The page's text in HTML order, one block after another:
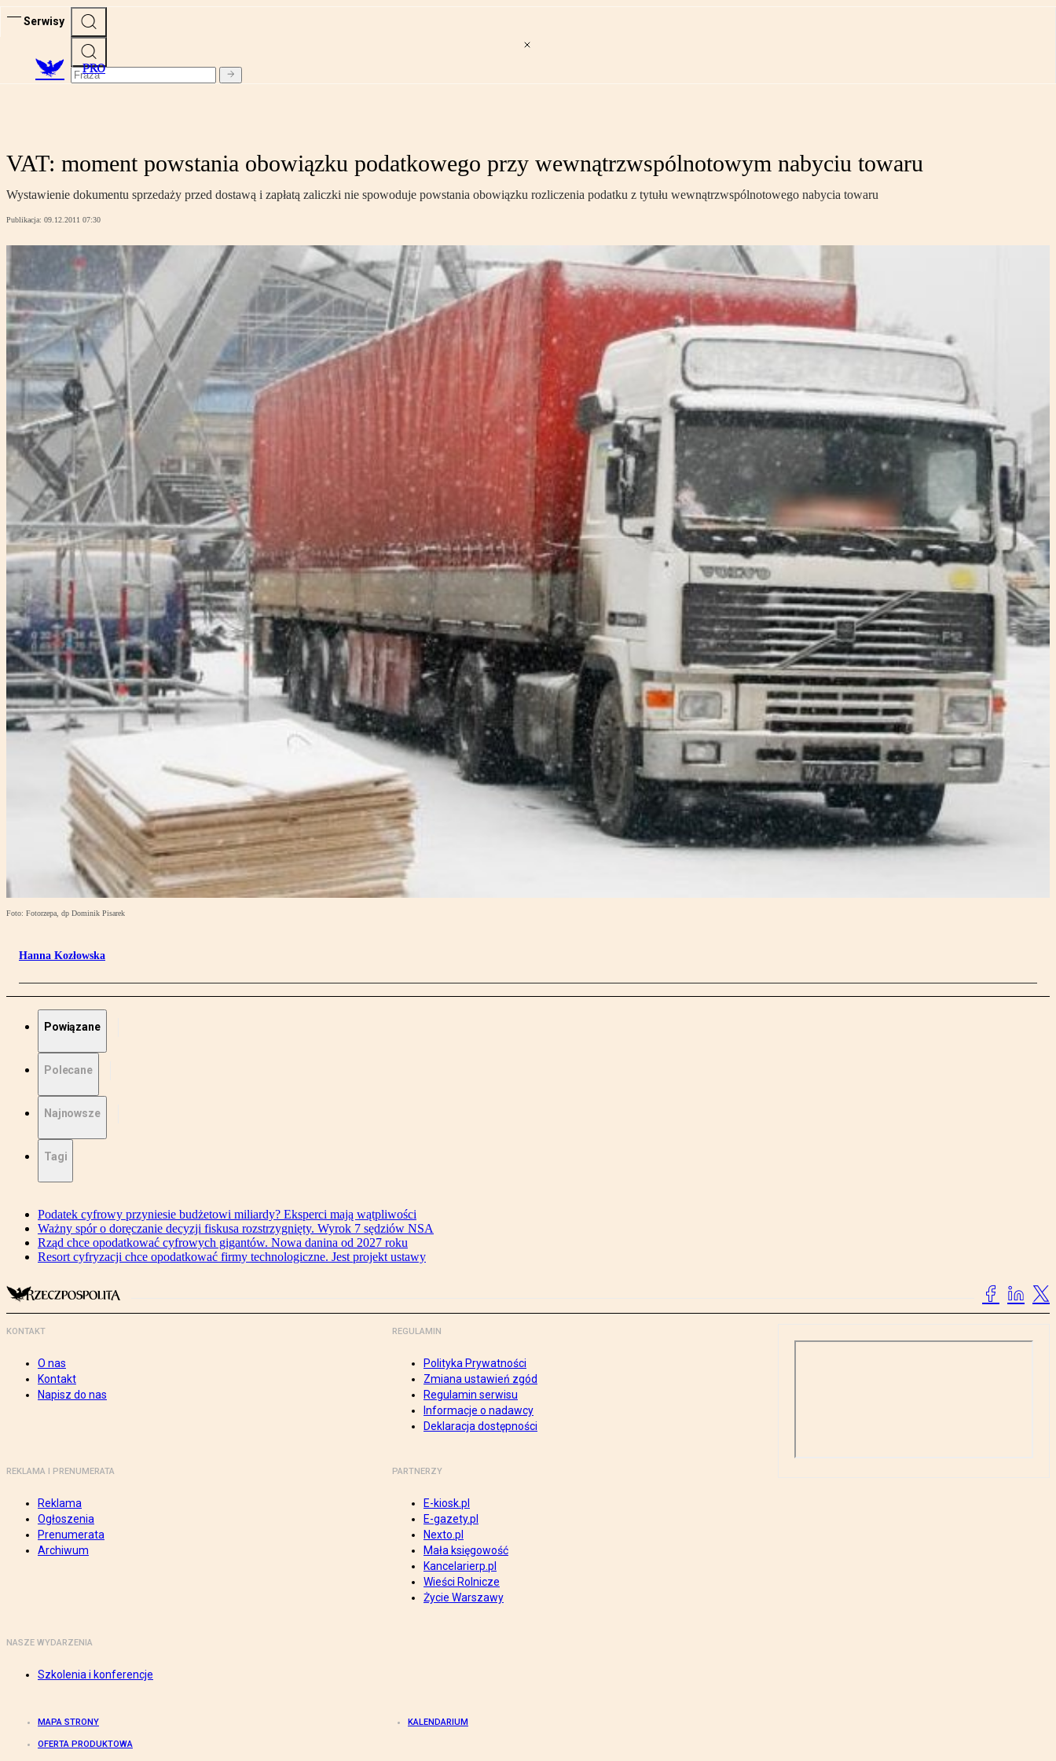
Serwisy
PRO
VAT: moment powstania obowiązku podatkowego przy wewnątrzwspólnotowym nabyciu towaru
Wystawienie dokumentu sprzedaży przed dostawą i zapłatą zaliczki nie spowoduje powstania obowiązku rozliczenia podatku z tytułu wewnątrzwspólnotowego nabycia towaru
Publikacja: 09.12.2011 07:30
Foto: Fotorzepa, dp Dominik Pisarek
Hanna Kozłowska
Powiązane
Polecane
Najnowsze
Tagi
Podatek cyfrowy przyniesie budżetowi miliardy? Eksperci mają wątpliwości
Ważny spór o doręczanie decyzji fiskusa rozstrzygnięty. Wyrok 7 sędziów NSA
Rząd chce opodatkować cyfrowych gigantów. Nowa danina od 2027 roku
Resort cyfryzacji chce opodatkować firmy technologiczne. Jest projekt ustawy
KONTAKT
O nas
Kontakt
Napisz do nas
REGULAMIN
Polityka Prywatności
Zmiana ustawień zgód
Regulamin serwisu
Informacje o nadawcy
Deklaracja dostępności
REKLAMA I PRENUMERATA
Reklama
Ogłoszenia
Prenumerata
Archiwum
PARTNERZY
E-kiosk.pl
E-gazety.pl
Nexto.pl
Mała księgowość
Kancelarierp.pl
Wieści Rolnicze
Życie Warszawy
NASZE WYDARZENIA
Szkolenia i konferencje
MAPA STRONY KALENDARIUM
OFERTA PRODUKTOWA